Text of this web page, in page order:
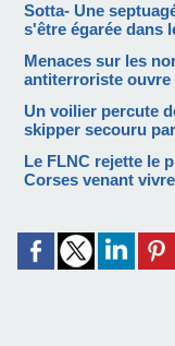
Sotta- Une
s'être égarée dans
Menaces sur les
antiterroriste ouvre
Un voilier percute
skipper secouru
Le FLNC rejette le
Corses venant